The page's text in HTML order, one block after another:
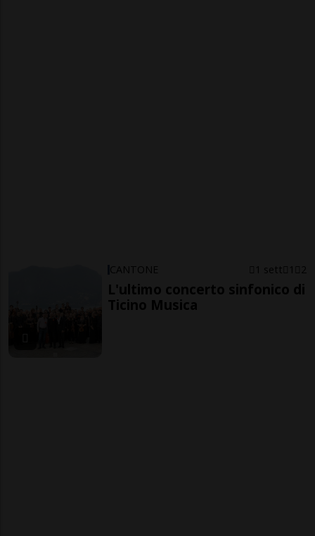
CANTONE 1 sett 1 2
L'ultimo concerto sinfonico di
Ticino Musica